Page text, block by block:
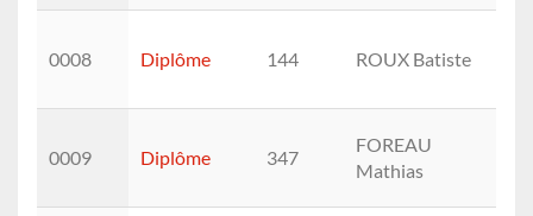
0008 Diplôme 144 ROUX Batiste
0009 Diplôme 347
FOREAU
Mathias